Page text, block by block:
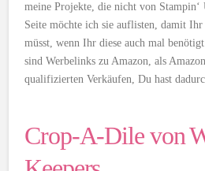
meine Projekte, die nicht von
Seite möchte ich sie auflisten, damit
müsst, wenn Ihr diese auch mal
sind Werbelinks zu Amazon, als
qualifizierten Verkäufen, Du hast
Crop-A-Dile von